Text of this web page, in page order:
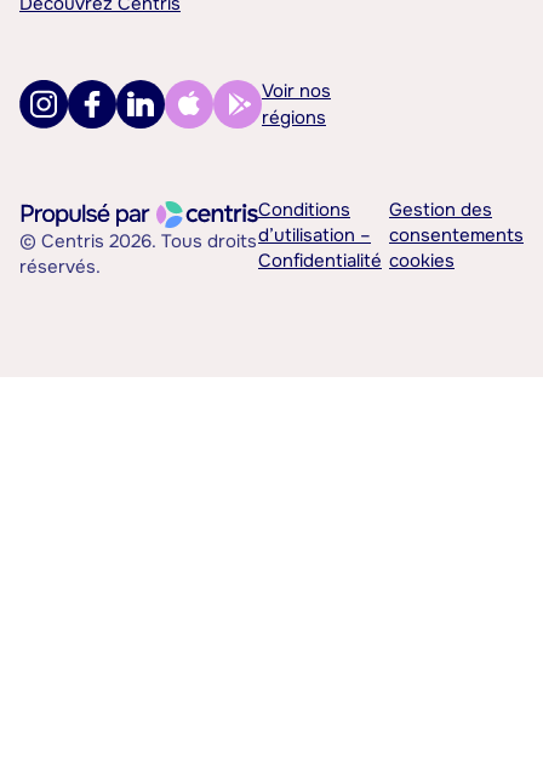
Voir nos
régions
© Centris 2026. Tous droits
réservés.
Conditions
d’utilisation –
Confidentialité
Gestion des
consentements
cookies